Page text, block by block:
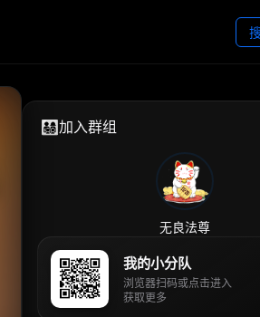
👨‍👩‍👧‍👦加入群组
无良法尊
我的小分队
浏览器扫码或点击进入
获取更多